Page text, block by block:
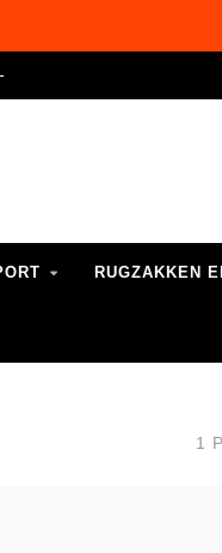
RUGZAKKEN
1